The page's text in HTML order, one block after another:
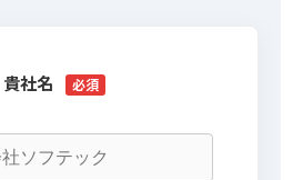
貴社名 必須